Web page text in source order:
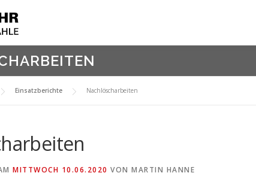
Einsatzberichte Nachlöscharbeiten
MITTWOCH 10.06.2020 VON MARTIN HANNE